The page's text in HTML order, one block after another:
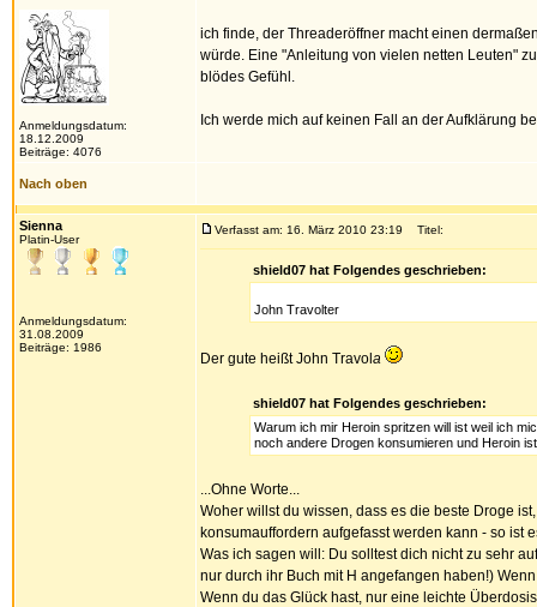
Anmeldungsdatum:
18.12.2009
Beiträge: 4076
ich finde, der Threaderöffner macht einen
würde. Eine "Anleitung von vielen netten Leuten"
blödes Gefühl.
Ich werde mich auf keinen Fall an der Aufklärung
Nach oben
Sienna
Platin-User
Anmeldungsdatum:
31.08.2009
Beiträge: 1986
Verfasst am: 16. März 2010 23:19 Titel:
shield07 hat Folgendes geschrieben:
John Travolter
Der gute heißt John Travol a
shield07 hat Folgendes geschrieben:
Warum ich mir Heroin spritzen will ist weil ich
noch andere Drogen konsumieren und Heroin
...Ohne Worte...
Woher willst du wissen, dass es die beste Droge
konsumauffordern aufgefasst werden kann - so ist
Was ich sagen will: Du solltest dich nicht zu sehr
nur durch ihr Buch mit H angefangen haben!)
Wenn du das Glück hast, nur eine leichte